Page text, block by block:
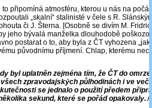
připomíná atmosféru, kterou u nás na
„skalní“ stalinisté v čele s R.
či J. Šterna. [Osobně se divím M.
jeho bývalá manželka dlouhodobě
postarat o to, aby byla z ČT vyhozena
původnímu příjmení. Chlap, kterému
byl uplatněn zejména tím, že ČT do
zpravodajských půlhodinách i ve
se jednalo o použití předem
sekund, které se pořád opakovaly.